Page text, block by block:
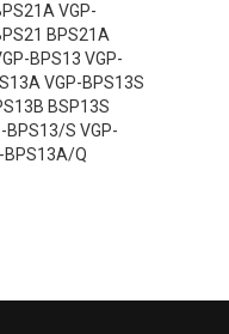
VGP-
BPS21A
BPS13 VGP-
VGP-BPS13S
BSP13S
BPS13/S VGP-
BPS13A/Q